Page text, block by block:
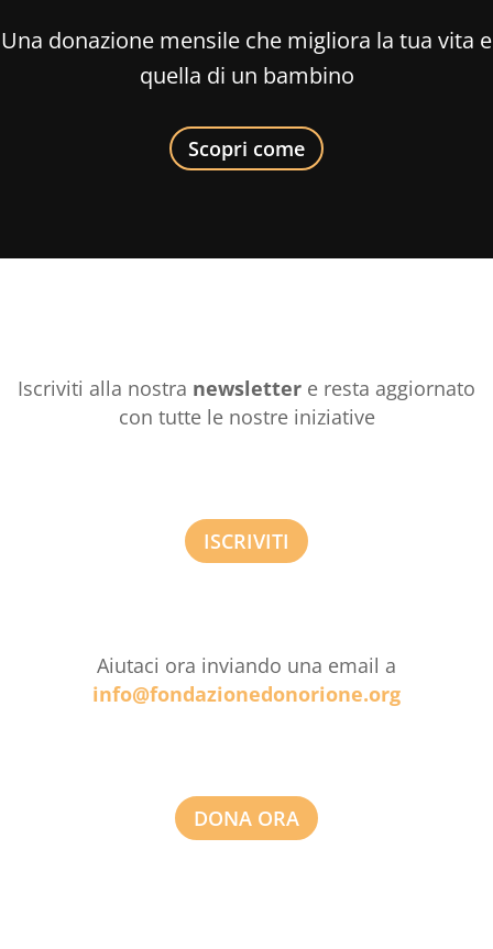
Una donazione mensile che migliora la tua vita e
quella di un bambino
Scopri come
Iscriviti alla nostra newsletter e resta aggiornato
con tutte le nostre iniziative
ISCRIVITI
Aiutaci ora inviando una email a
info@fondazionedonorione.org
DONA ORA